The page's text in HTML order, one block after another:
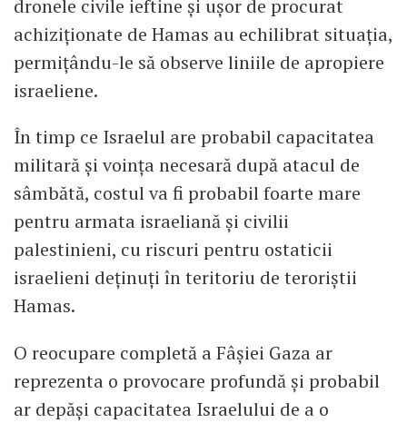
dronele civile ieftine și ușor de procurat
achiziționate de Hamas au echilibrat situația,
permițându-le să observe liniile de apropiere
israeliene.
În timp ce Israelul are probabil capacitatea
militară și voința necesară după atacul de
sâmbătă, costul va fi probabil foarte mare
pentru armata israeliană și civilii
palestinieni, cu riscuri pentru ostaticii
israelieni deținuți în teritoriu de teroriștii
Hamas.
O reocupare completă a Fâșiei Gaza ar
reprezenta o provocare profundă și probabil
ar depăși capacitatea Israelului de a o